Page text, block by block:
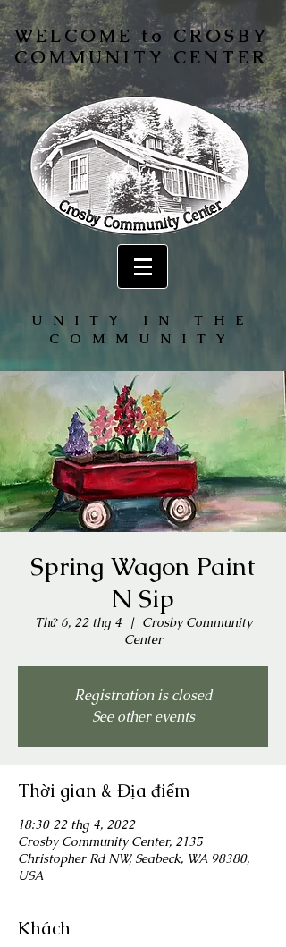
WELCOME to CROSBY
COMMUNITY CENTER
UNITY IN THE
COMMUNITY
Spring Wagon Paint
N Sip
Thứ 6, 22 thg 4
  |
Crosby Community
Center
Registration is closed
See other events
Thời gian & Địa điểm
18:30 22 thg 4, 2022
Crosby Community Center, 2135
Christopher Rd NW, Seabeck, WA 98380,
USA
Khách